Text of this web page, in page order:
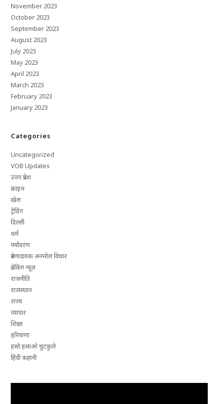
November 2023
October 2023
September 2023
August 2023
July 2023
May 2023
April 2023
March 2023
February 2023
January 2023
Categories
Uncategorized
VOB Updates
उत्तर प्रदेश
क्राइम
खेल
ट्रेंडिंग
दिल्ली
धर्म
पर्यावरण
प्रेरणादायक अनमोल विचार
ब्रेकिंग न्यूज़
राजनीति
राजस्थान
राज्य
व्यापार
शिक्षा
हरियाणा
हसो हसाओ चुटकुले
हिंदी कहानी